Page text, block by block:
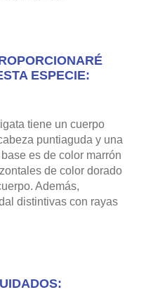
ESPECIE:
tiene un cuerpo
puntiaguda y una
es de color marrón
de color dorado
Además,
distintivas con rayas